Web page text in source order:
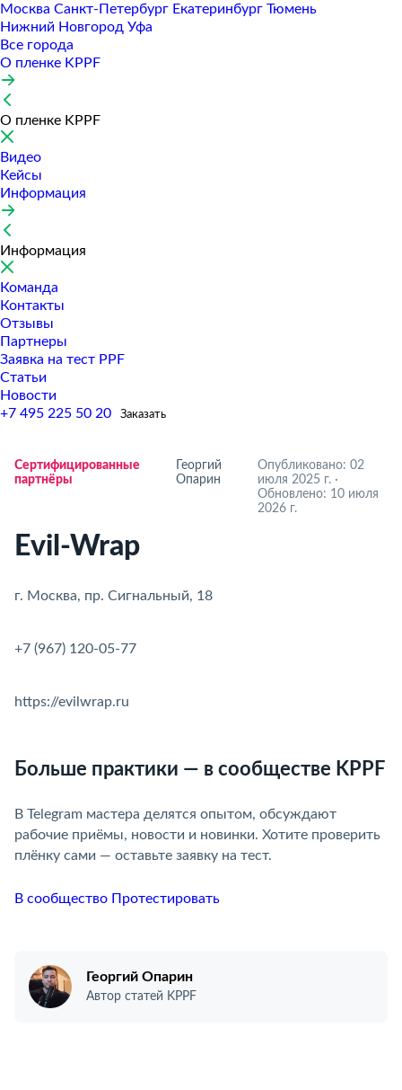
Москва Санкт-Петербур Екатеринбур Тюмень
Нижний Новгород Уфа
Все города
О пленке KPPF
О пленке KPPF
Видео
Кейсы
Информация
Информация
Команда
Контакты
Отзывы
Партнеры
Заявка на тест PPF
Статьи
Новости
+7 495 225 50 20
Заказать
Сертифицированные
партнёры
Георгий
Опарин
Опубликовано: 02
июля 2025 г. ·
Обновлено: 10 июля
2026 г.
Evil-Wrap
. Москва, пр. Сигнальный, 18
‪+7 (967) 120-05-77‬
https://evilwrap.ru
Больше практики — в сообществе KPPF
В Telegram мастера делятся опытом, обсуждают
рабочие приёмы, новости и новинки. Хотите проверить
плёнку сами — оставьте заявку на тест.
В сообщество Протестировать
Георгий Опарин
Автор статей KPPF